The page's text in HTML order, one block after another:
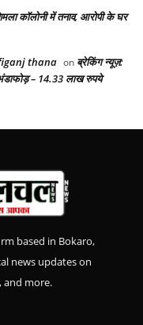
कॉलोनी में तनाव, आरोपी के घर
thana on ब्रेकिंग न्यूज़:
– 14.33 लाख रुपये
based in Bokaro,
news updates on
and more.